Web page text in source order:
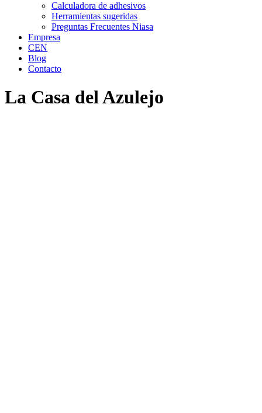
Calculadora de adhesivos
Herramientas sugeridas
Preguntas Frecuentes Niasa
Empresa
CEN
Blog
Contacto
La Casa del Azulejo